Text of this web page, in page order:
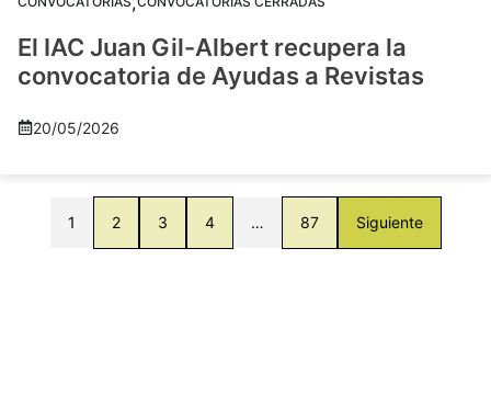
El IAC Juan Gil-Albert recupera la
convocatoria de Ayudas a Revistas
20/05/2026
1 2 3 4 … 87 Siguiente